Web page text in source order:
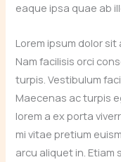
eaque ipsa quae ab
Lorem ipsum dolor
Nam facilisis orci
turpis. Vestibulum
Maecenas ac turpis
lorem a ex porta
mi vitae pretium
arcu aliquet in. Etiam